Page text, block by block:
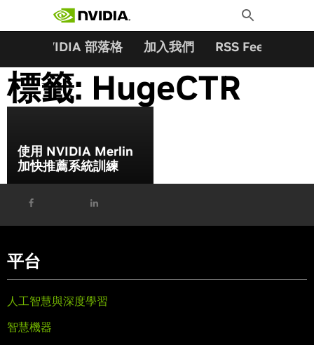
Toggle
Search
NVIDIA 部落格 加入我們 RSS Feeds
標籤: HugeCTR
使用 NVIDIA Merlin
加快推薦系統訓練
平台
人工智慧與深度學習
智慧機器